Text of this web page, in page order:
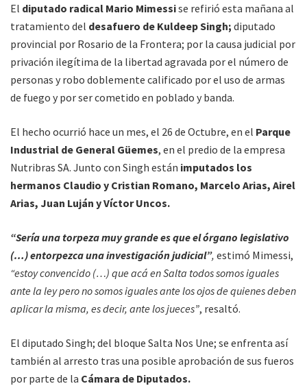
El diputado radical Mario Mimessise refirió esta mañana al
tratamiento del desafuero de Kuldeep Singh; diputado
provincial por Rosario de la Frontera; por la causa judicial por
privación ilegítima de la libertad agravada por el número de
personas y robo doblemente calificado por el uso de armas
de fuego y por ser cometido en poblado y banda.
El hecho ocurrió hace un mes, el 26 de Octubre, en el Parque
Industrial de General Güemes, en el predio de la empresa
Nutribras SA. Junto con Singh están imputados los
hermanos Claudio y Cristian Romano, Marcelo Arias, Airel
Arias, Juan Luján y Víctor Uncos.
“Sería una torpeza muy grande es que el órgano legislativo
(…) entorpezca una investigación judicial”, estimó Mimessi,
“estoy convencido (…) que acá en Salta todos somos iguales
ante la ley pero no somos iguales ante los ojos de quienes deben
aplicar la misma, es decir, ante los jueces”, resaltó.
El diputado Singh; del bloque Salta Nos Une; se enfrenta así
también al arresto tras una posible aprobación de sus fueros
por parte de la Cámara de Diputados.